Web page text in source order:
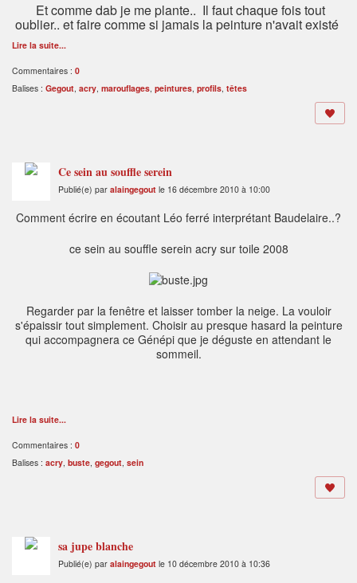
Et comme dab je me plante.. Il faut chaque fois tout
oublier.. et faire comme si jamais la peinture n'avait existé
Lire la suite...
Commentaires : 0
Balises : Gegout, acry, marouflages, peintures, profils, têtes
Ce sein au souffle serein
Publié(e) par alaingegout le 16 décembre 2010 à 10:00
Comment écrire en écoutant Léo ferré interprétant Baudelaire..?
ce sein au souffle serein acry sur toile 2008
Regarder par la fenêtre et laisser tomber la neige. La vouloir
s'épaissir tout simplement. Choisir au presque hasard la peinture
qui accompagnera ce Génépi que je déguste en attendant le
sommeil.
Lire la suite...
Commentaires : 0
Balises : acry, buste, gegout, sein
sa jupe blanche
Publié(e) par alaingegout le 10 décembre 2010 à 10:36